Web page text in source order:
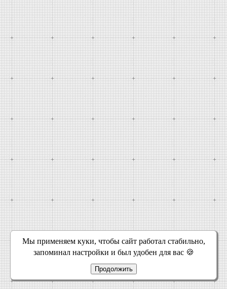
Мы применяем куки, чтобы сайт работал стабильно,
запоминал настройки и был удобен для вас 🍪
Продолжить